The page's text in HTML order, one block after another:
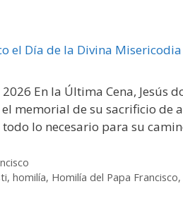
En la Última Cena, Jesús
memorial de su sacrificio de
lo necesario para su
,homilía, Homilía del Papa Francisco